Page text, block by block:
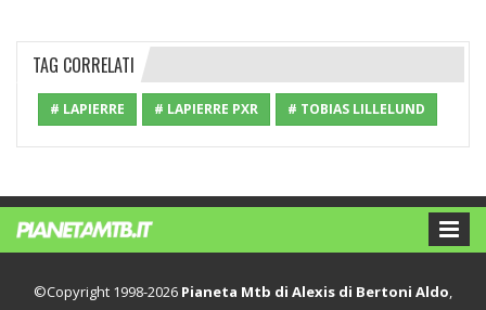
TAG CORRELATI
# LAPIERRE # LAPIERRE PXR # TOBIAS LILLELUND
©Copyright 1998-2026 Pianeta Mtb di Alexis di Bertoni Aldo